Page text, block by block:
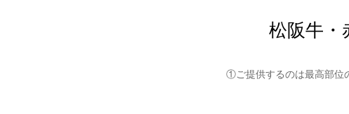
松阪牛・
①ご提供するのは最高部位